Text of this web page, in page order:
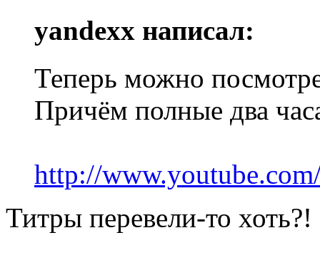
yandexx написал:
Теперь можно
Причём полные два
http://
Титры перевели-то хоть?!